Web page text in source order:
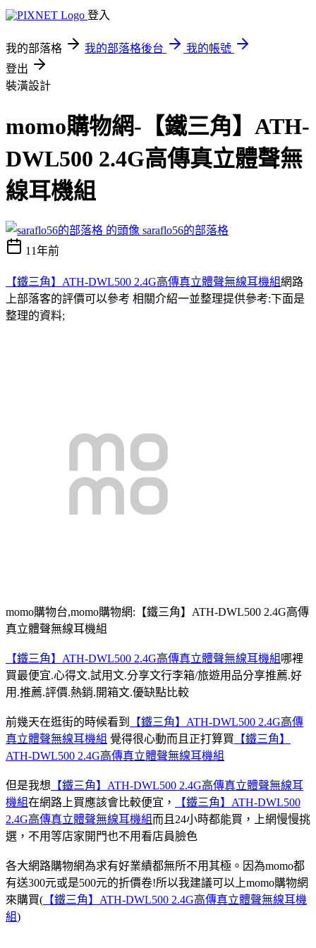
登入
我的部落格 我的部落格後台
我的帳號
登出
裝潢設計
momo購物網-【鐵三角】ATH-
DWL500 2.4G高傳真立體聲無
線耳機組
saraflo56的部落格
11年前
【鐵三角】ATH-DWL500 2.4G高傳真立體聲無線耳機組網路
上部落客的評價可以參考 相關介紹一並整理提供參考:下面是
整理的資料;
momo購物台,momo購物網:【鐵三角】ATH-DWL500 2.4G高傳
真立體聲無線耳機組
【鐵三角】ATH-DWL500 2.4G高傳真立體聲無線耳機組哪裡
買最便宜.心得文.試用文.分享文行李箱/旅遊用品分享推薦.好
用.推薦.評價.熱銷.開箱文.優缺點比較
前幾天在逛街的時候看到
【鐵三角】ATH-DWL500 2.4G高傳
真立體聲無線耳機組 覺得很心動而且正打算買 【鐵三角】
ATH-DWL500 2.4G高傳真立體聲無線耳機組
但是我想 【鐵三角】ATH-DWL500 2.4G高傳真立體聲無線耳
機組在網路上買應該會比較便宜，
【鐵三角】ATH-DWL500
2.4G高傳真立體聲無線耳機組而且24小時都能買，上網慢慢挑
選，不用等店家開門也不用看店員臉色
各大網路購物網為求有好業績都無所不用其極。因為momo都
有送300元或是500元的折價卷!所以我建議可以上momo購物網
來購買( 【鐵三角】ATH-DWL500 2.4G高傳真立體聲無線耳機
組)